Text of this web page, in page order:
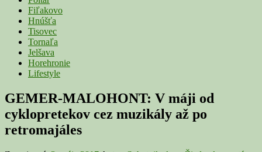
Fiľakovo
Hnúšťa
Tisovec
Tornaľa
Jelšava
Horehronie
Lifestyle
GEMER-MALOHONT: V máji od
cyklopretekov cez muzikály až po
retromajáles